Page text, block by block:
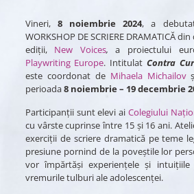
Vineri, 8 noiembrie 2024, a
WORKSHOP DE SCRIERE DRAMATICĂ
ediții, New Voices, a proiectului
Playwriting Europe. Intitulat Contra
este coordonat de Mihaela Michailov
perioada8 noiembrie – 19 decembrie
Participanții sunt elevi ai Colegiului
cu vârste cuprinse între 15 și 16 ani.
exerciții de scriere dramatică pe teme
presiune pornind de la poveștile lor
vor împărtăși experiențele și intuițiile
vremurile tulburi ale adolescenței.